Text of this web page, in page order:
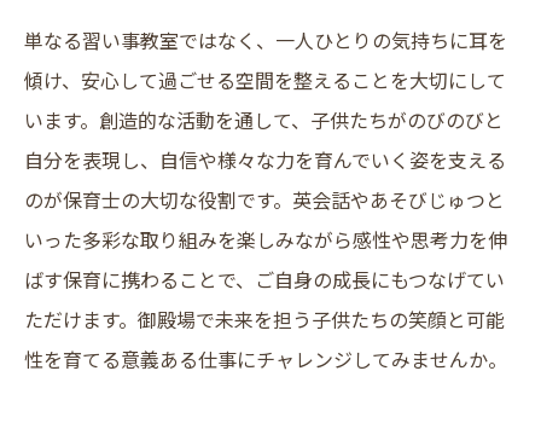
単なる習い事教室ではなく、一人ひとりの気持ちに耳を
傾け、安心して過ごせる空間を整えることを大切にして
います。創造的な活動を通して、子供たちがのびのびと
自分を表現し、自信や様々な力を育んでいく姿を支える
のが保育士の大切な役割です。英会話やあそびじゅつと
いった多彩な取り組みを楽しみながら感性や思考力を伸
ばす保育に携わることで、ご自身の成長にもつなげてい
ただけます。御殿場で未来を担う子供たちの笑顔と可能
性を育てる意義ある仕事にチャレンジしてみませんか。